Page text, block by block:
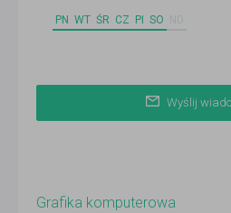
PN WT ŚR CZ PI SO
Wyślij
Grafika komputerowa